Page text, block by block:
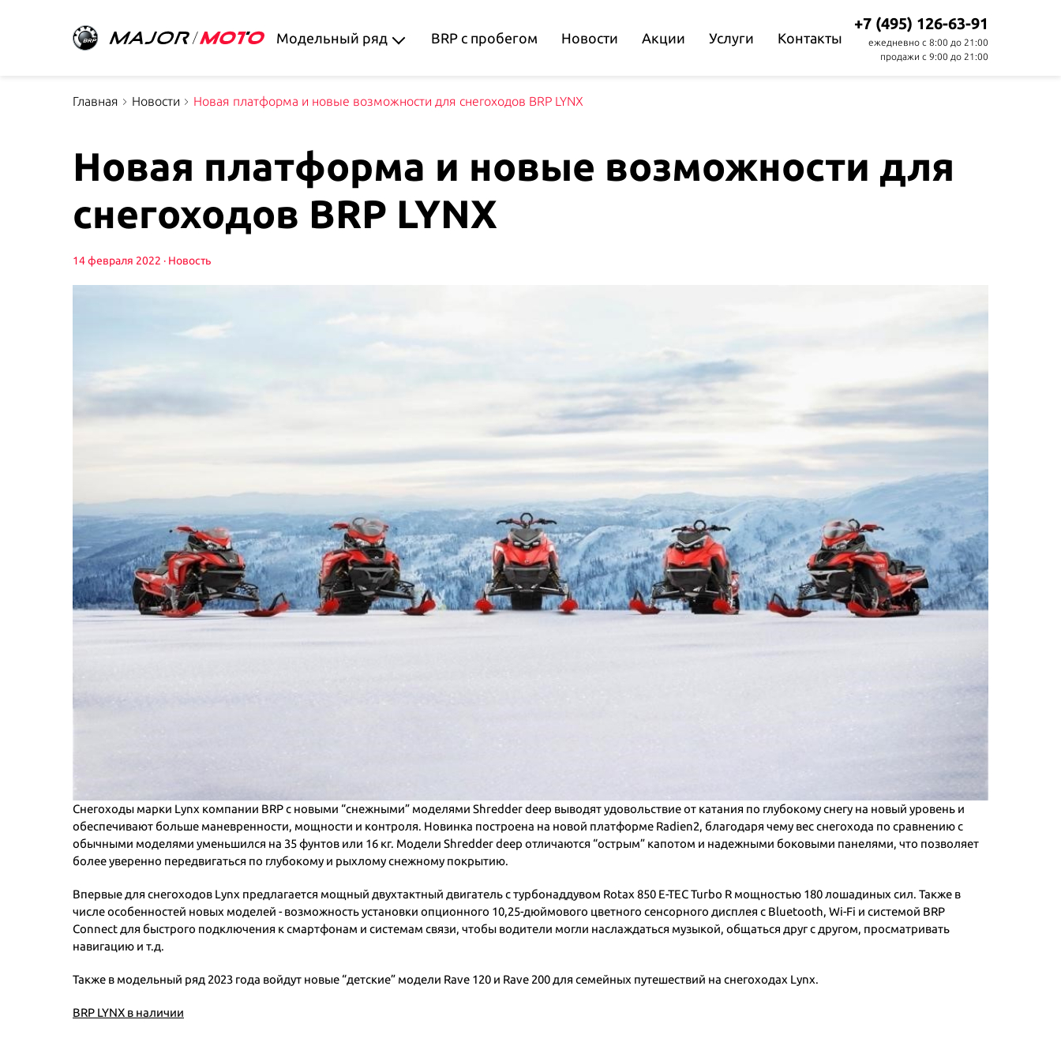
Модельный ряд BRP с пробегом Новости Акции Услуги Контакты
+7 (495) 126-63-91
ежедневно с 8:00 до 21:00
продажи с 9:00 до 21:00
Главная Новости Новая платформа и новые возможности для снегоходов BRP LYNX
Новая платформа и новые возможности для
снегоходов BRP LYNX
14 февраля 2022
Снегоходы марки Lynx компании BRP с новыми “снежными” моделями Shredder deep выводят удовольствие от катания по глубокому снегу на новый уровень и
обеспечивают больше маневренности, мощности и контроля. Новинка построена на новой платформе Radien2, благодаря чему вес снегохода по сравнению с
обычными моделями уменьшился на 35 фунтов или 16 кг. Модели Shredder deep отличаются “острым” капотом и надежными боковыми панелями, что позволяет
более уверенно передвигаться по глубокому и рыхлому снежному покрытию.
Впервые для снегоходов Lynx предлагается мощный двухтактный двигатель с турбонаддувом Rotax 850 E-TEC Turbo R мощностью 180 лошадиных сил. Также в
числе особенностей новых моделей - возможность установки опционного 10,25-дюймового цветного сенсорного дисплея с Bluetooth, Wi-Fi и системой BRP
Connect для быстрого подключения к смартфонам и системам связи, чтобы водители могли наслаждаться музыкой, общаться друг с другом, просматривать
навигацию и т.д.
Также в модельный ряд 2023 года войдут новые “детские” модели Rave 120 и Rave 200 для семейных путешествий на снегоходах Lynx.
BRP LYNX в наличии